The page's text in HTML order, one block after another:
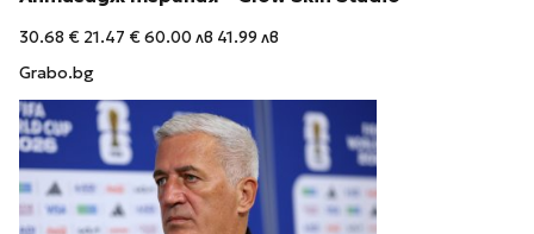
30.68 € 21.47 €60.00 лв 41.99 лв
Grabo.bg